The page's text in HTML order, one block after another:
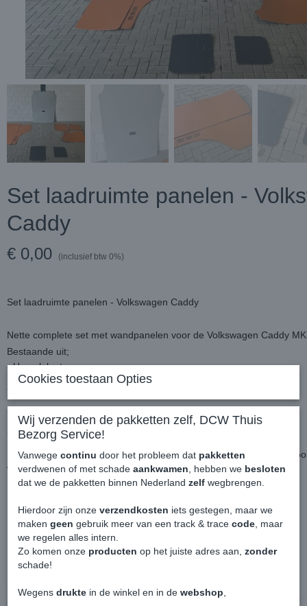
Set laadruimte panelen -
Caddy
€ 0,00 (inclusief btw 0%)
Set laadruimte panelen - Volkswagen Caddy
Nette complete set met wandpanelen voor de Volkswagen Caddy
Bestaande uit;
- Hemelplaat
- Zijwanden compleet
- Rechter schuifdeur
- Achterdeuren
Ideaal wanneer je huidige platen kapot zijn, vlakke delen creëren
wanneer je de laadruimte gaat isoleren.
Betreft een marge artikel en enkel afhalen.
Ook interessant
Cookies toestaan Opties
Wij verzenden de pakketten zelf, DCW Thuis
Bezorg Service!
Vanwege continu door het probleem dat pakketten
verdwenen of met schade aankwamen , hebben we besloten
dat we de pakketten binnen Nederland zelf wegbrengen.
Hierdoor zijn onze verzendkosten iets gestegen, maar we
maken geen gebruik meer van een track & trace code , maar
we regelen alles intern.
Zo komen onze producten op het juiste adres aan, zonder
schade!
Wegens drukte in de winkel en in de webshop